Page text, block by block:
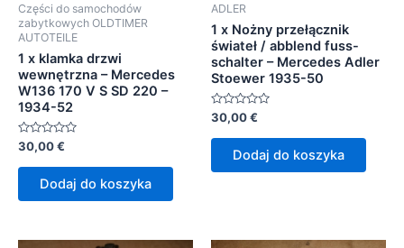
Części do samochodów
zabytkowych OLDTIMER
AUTOTEILE
1 x klamka drzwi
wewnętrzna – Mercedes
W136 170 V S SD 220 –
1934-52
Oceniono
0
na
30,00€
Dodaj do koszyka
ADLER
1 x Nożny przełącznik
świateł / abblend fuss-
schalter – Mercedes Adler
Stoewer 1935-50
Oceniono
0
na
30,00€
Dodaj do koszyka